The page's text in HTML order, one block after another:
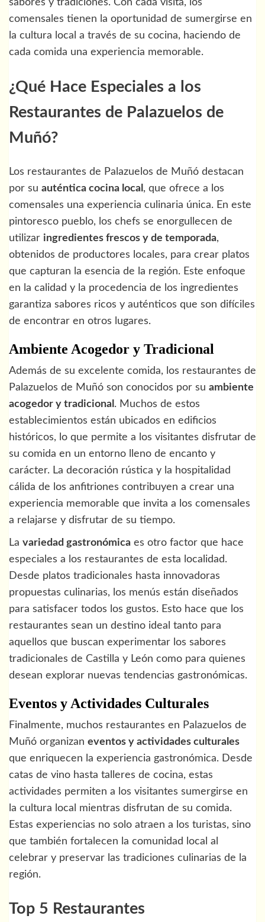
sabores y tradiciones. Con cada visita, los
comensales tienen la oportunidad de sumergirse en
la cultura local a través de su cocina, haciendo de
cada comida una experiencia memorable.
¿Qué Hace Especiales a los
Restaurantes de Palazuelos de
Muñó?
Los restaurantes de Palazuelos de Muñó destacan
por su auténtica cocina local , que ofrece a los
comensales una experiencia culinaria única. En este
pintoresco pueblo, los chefs se enorgullecen de
utilizar ingredientes frescos y de temporada,
obtenidos de productores locales, para crear platos
que capturan la esencia de la región. Este enfoque
en la calidad y la procedencia de los ingredientes
garantiza sabores ricos y auténticos que son difíciles
de encontrar en otros lugares.
Ambiente Acogedor y Tradicional
Además de su excelente comida, los restaurantes de
Palazuelos de Muñó son conocidos por su ambiente
acogedor y tradicional . Muchos de estos
establecimientos están ubicados en edificios
históricos, lo que permite a los visitantes disfrutar de
su comida en un entorno lleno de encanto y
carácter. La decoración rústica y la hospitalidad
cálida de los anfitriones contribuyen a crear una
experiencia memorable que invita a los comensales
a relajarse y disfrutar de su tiempo.
La variedad gastronómica es otro factor que hace
especiales a los restaurantes de esta localidad.
Desde platos tradicionales hasta innovadoras
propuestas culinarias, los menús están diseñados
para satisfacer todos los gustos. Esto hace que los
restaurantes sean un destino ideal tanto para
aquellos que buscan experimentar los sabores
tradicionales de Castilla y León como para quienes
desean explorar nuevas tendencias gastronómicas.
Eventos y Actividades Culturales
Finalmente, muchos restaurantes en Palazuelos de
Muñó organizan eventos y actividades culturales
que enriquecen la experiencia gastronómica. Desde
catas de vino hasta talleres de cocina, estas
actividades permiten a los visitantes sumergirse en
la cultura local mientras disfrutan de su comida.
Estas experiencias no solo atraen a los turistas, sino
que también fortalecen la comunidad local al
celebrar y preservar las tradiciones culinarias de la
región.
Top 5 Restaurantes